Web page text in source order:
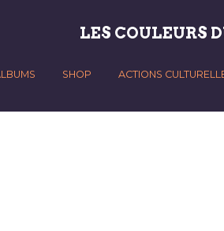
LES COULEURS
SHOP ACTIONS